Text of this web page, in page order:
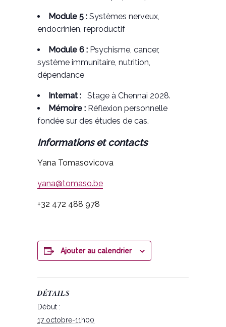
Module 5 : Systèmes nerveux,
endocrinien, reproductif
Module 6 : Psychisme, cancer,
système immunitaire, nutrition,
dépendance
Internat : Stage à Chennai 2028.
Mémoire : Réflexion personnelle
fondée sur des études de cas.
Informations et contacts
Yana Tomasovicova
yana@tomaso.be
+32 472 488 978
Ajouter au calendrier
DÉTAILS
Début :
17 octobre-11h00